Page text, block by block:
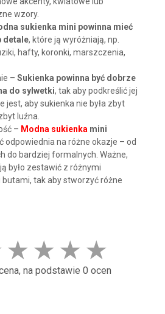
wzory.
sukienka mini powinna mieć
detale, które ją wyróżniają, np.
hafty, koronki, marszczenia,
– Sukienka powinna być dobrze
do sylwetki, tak aby podkreślić jej
jest, aby sukienka nie była zbyt
luźna.
– Modna sukienka mini
odpowiednia na różne okazje – od
do bardziej formalnych. Ważne,
było zestawić z różnymi
tak aby stworzyć różne
★ ★ ★ ★
na podstawie 0 ocen